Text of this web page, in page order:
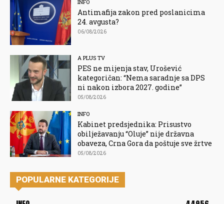
INFO
Antimafija zakon pred poslanicima
24. avgusta?
06/08/2026
A PLUS TV
PES ne mijenja stav, Urošević
kategoričan: “Nema saradnje sa DPS
ni nakon izbora 2027. godine”
05/08/2026
INFO
Kabinet predsjednika: Prisustvo
obilježavanju “Oluje” nije državna
obaveza, Crna Gora da poštuje sve žrtve
05/08/2026
POPULARNE KATEGORIJE